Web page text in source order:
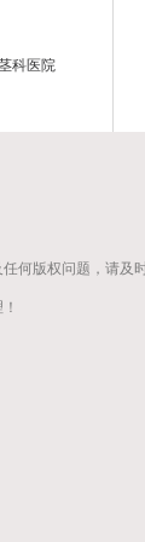
科医院
何版权问题，请及